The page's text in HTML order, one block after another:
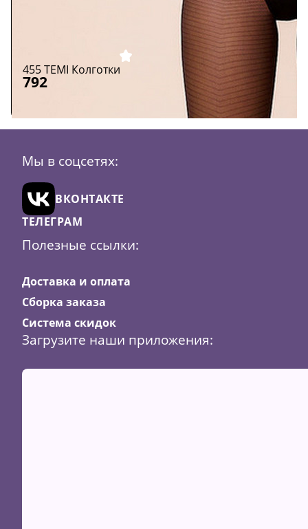
455 TEMI Колготки
792
Цвет: Черный
Мы в соцсетях:
ВКОНТАКТЕ
ТЕЛЕГРАМ
Полезные ссылки:
Доставка и оплата
Сборка заказа
Система скидок
Загрузите наши приложения: